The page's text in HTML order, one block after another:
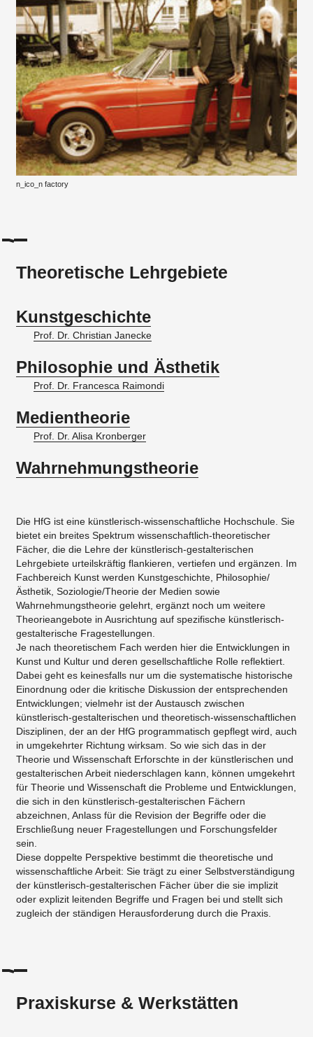
n_ico_n factory
Theoretische Lehrgebiete
Kunstgeschichte
Prof. Dr. Christian Janecke
Philosophie und Ästhetik
Prof. Dr. Francesca Raimondi
Medientheorie
Prof. Dr. Alisa Kronberger
Wahrnehmungstheorie
Die HfG ist eine künstlerisch-wissenschaftliche Hochschule. Sie
bietet ein breites Spektrum wissenschaftlich-theoretischer
Fächer, die die Lehre der künstlerisch-gestalterischen
Lehrgebiete urteilskräftig flankieren, vertiefen und ergänzen. Im
Fachbereich Kunst werden Kunstgeschichte, Philosophie/
Ästhetik, Soziologie/Theorie der Medien sowie
Wahrnehmungstheorie gelehrt, ergänzt noch um weitere
Theorieangebote in Ausrichtung auf spezifische künstlerisch-
gestalterische Fragestellungen.
Je nach theoretischem Fach werden hier die Entwicklungen in
Kunst und Kultur und deren gesellschaftliche Rolle reflektiert.
Dabei geht es keinesfalls nur um die systematische historische
Einordnung oder die kritische Diskussion der entsprechenden
Entwicklungen; vielmehr ist der Austausch zwischen
künstlerisch-gestalterischen und theoretisch-wissenschaftlichen
Disziplinen, der an der HfG programmatisch gepflegt wird, auch
in umgekehrter Richtung wirksam. So wie sich das in der
Theorie und Wissenschaft Erforschte in der künstlerischen und
gestalterischen Arbeit niederschlagen kann, können umgekehrt
für Theorie und Wissenschaft die Probleme und Entwicklungen,
die sich in den künstlerisch-gestalterischen Fächern
abzeichnen, Anlass für die Revision der Begriffe oder die
Erschließung neuer Fragestellungen und Forschungsfelder
sein.
Diese doppelte Perspektive bestimmt die theoretische und
wissenschaftliche Arbeit: Sie trägt zu einer Selbstverständigung
der künstlerisch-gestalterischen Fächer über die sie implizit
oder explizit leitenden Begriffe und Fragen bei und stellt sich
zugleich der ständigen Herausforderung durch die Praxis.
Praxiskurse & Werkstätten